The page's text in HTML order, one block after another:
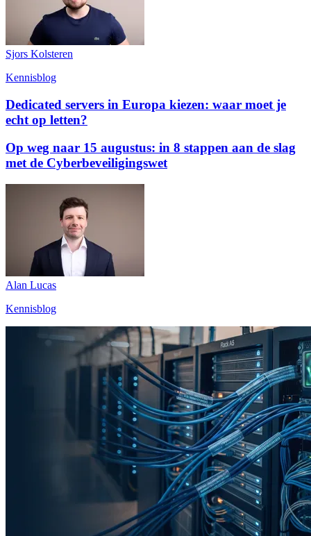
Sjors Kolsteren
Kennisblog
Dedicated servers in Europa kiezen: waar moet je
echt op letten?
Op weg naar 15 augustus: in 8 stappen aan de slag
met de Cyberbeveiligingswet
Alan Lucas
Kennisblog